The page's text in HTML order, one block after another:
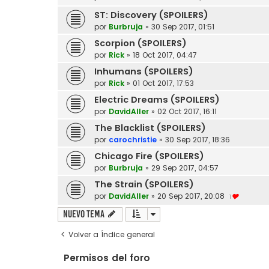
ST: Discovery (SPOILERS)
por Burbruja » 30 Sep 2017, 01:51
Scorpion (SPOILERS)
por Rick » 18 Oct 2017, 04:47
Inhumans (SPOILERS)
por Rick » 01 Oct 2017, 17:53
Electric Dreams (SPOILERS)
por DavidAller » 02 Oct 2017, 16:11
The Blacklist (SPOILERS)
por carochristie » 30 Sep 2017, 18:36
Chicago Fire (SPOILERS)
por Burbruja » 29 Sep 2017, 04:57
The Strain (SPOILERS)
por DavidAller » 20 Sep 2017, 20:08 1
Nuevo Tema
Volver a Índice general
Permisos del foro